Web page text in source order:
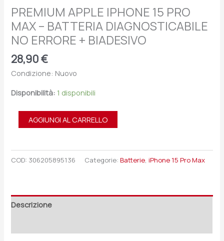
PREMIUM APPLE IPHONE 15 PRO
MAX – BATTERIA DIAGNOSTICABILE
NO ERRORE + BIADESIVO
28,90€
Condizione: Nuovo
Disponibilità: 1 disponibili
AGGIUNGI AL CARRELLO
COD: 306205895136 Categorie:Batterie,iPhone 15 Pro Max
Descrizione